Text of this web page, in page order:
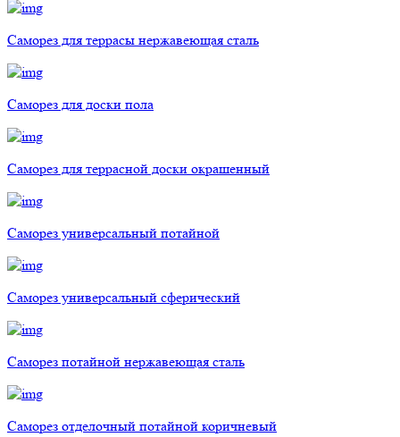
Саморез для террасы нержавеющая сталь
Саморез для доски пола
Саморез для террасной доски окрашенный
Саморез универсальный потайной
Саморез универсальный сферический
Саморез потайной нержавеющая сталь
Саморез отделочный потайной коричневый